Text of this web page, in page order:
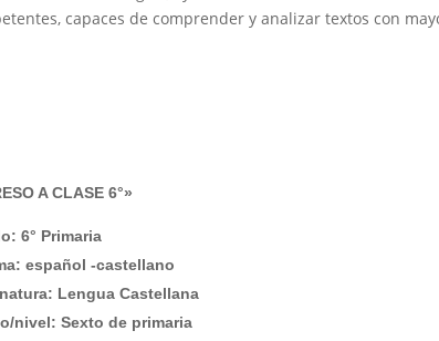
capaces de comprender y analizar textos con
A CLASE 6°»
6° Primaria
español -castellano
Lengua Castellana
nivel: Sexto de primaria